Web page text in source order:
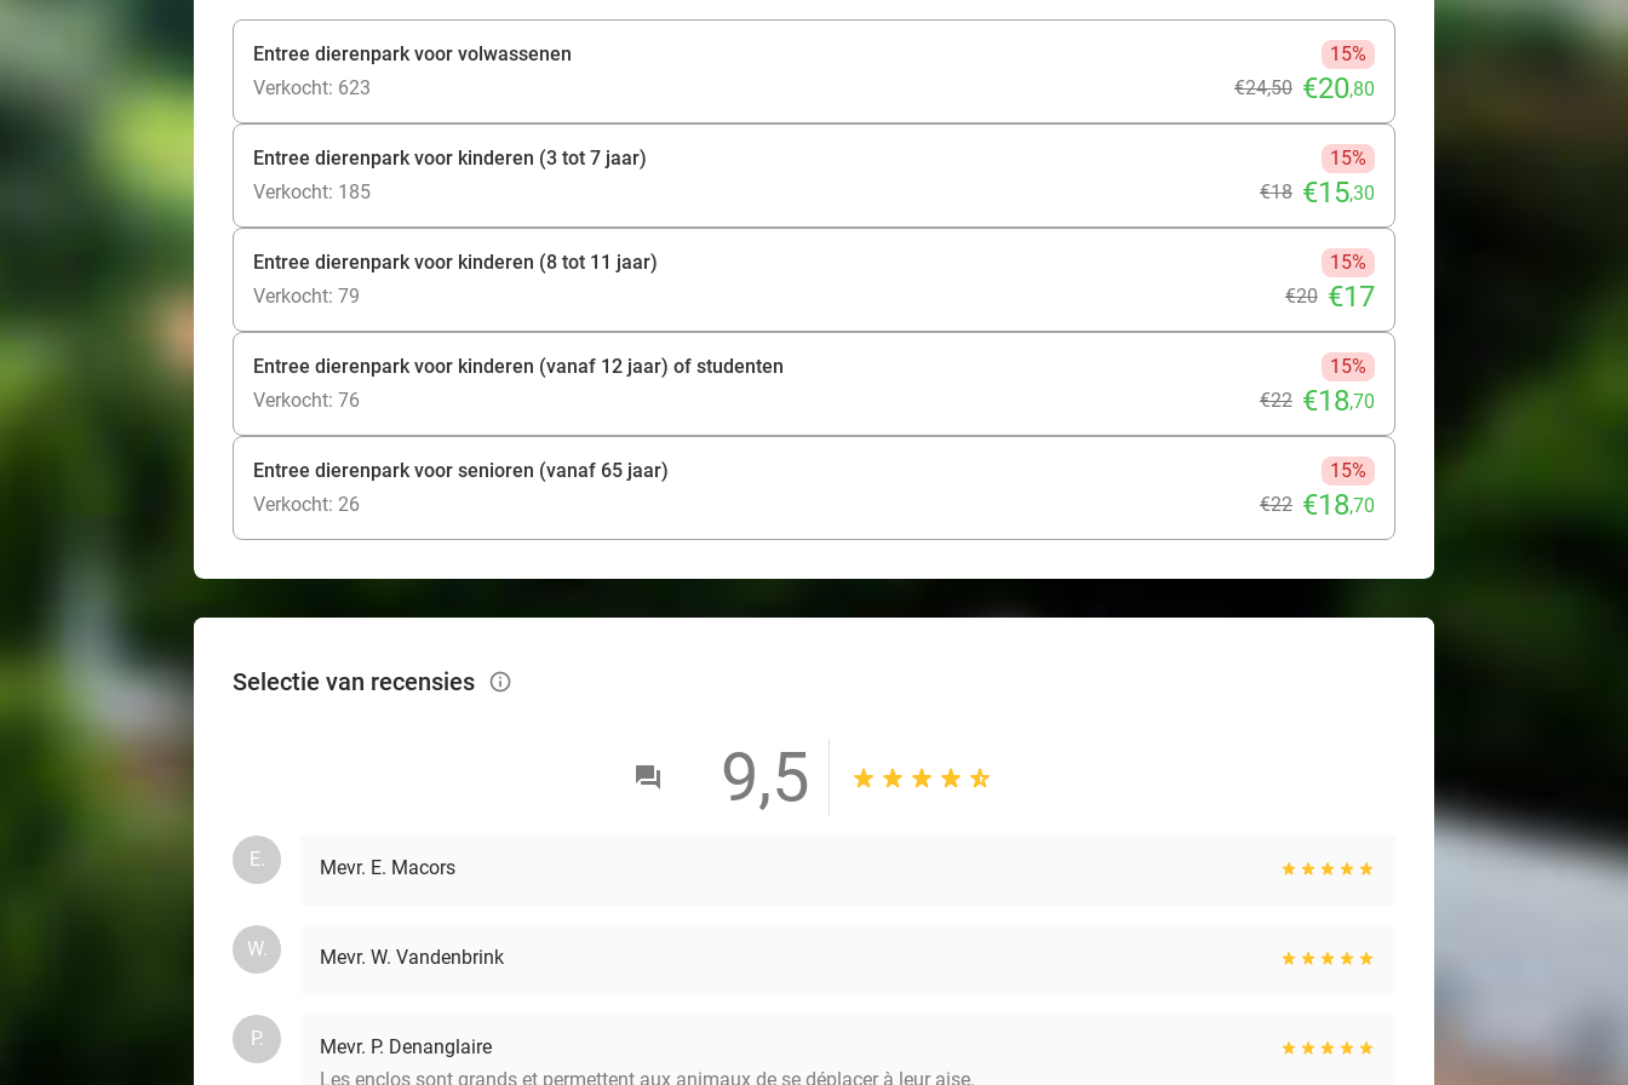
groene landschap. Een onvergetelijke dag wacht op je in Forestia!
Entree dierenpark voor volwassenen
15%
Verkocht: 623
€24,50 €20,80
Entree dierenpark voor kinderen (3 tot 7 jaar)
15%
Verkocht: 185
€18 €15,30
Entree dierenpark voor kinderen (8 tot 11 jaar)
15%
Verkocht: 79
€20 €17
Entree dierenpark voor kinderen (vanaf 12 jaar) of studenten
15%
Verkocht: 76
€22 €18,70
Entree dierenpark voor senioren (vanaf 65 jaar)
15%
Verkocht: 26
€22 €18,70
Selectie van recensies info_outlined
9,5
E. Mevr. E. Macors
W. Mevr. W. Vandenbrink
P.
Mevr. P. Denanglaire
Les enclos sont grands et permettent aux animaux de se déplacer à leur aise.